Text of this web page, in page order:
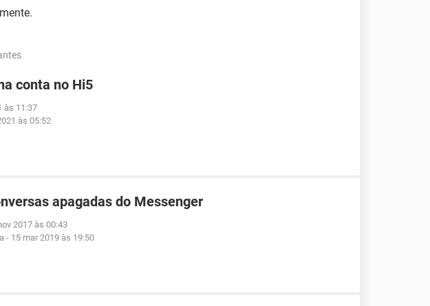
conta no Hi5
às 11:37
às 05:52
apagadas do Messenger
2017 às 00:43
- 15 mar 2019 às 19:50